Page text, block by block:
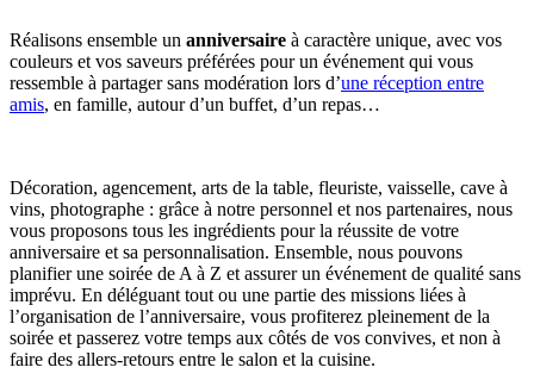
Réalisons ensemble un anniversaire à caractère unique, avec vos
couleurs et vos saveurs préférées pour un événement qui vous
ressemble à partager sans modération lors d’une réception entre
amis, en famille, autour d’un buffet, d’un repas…
Décoration, agencement, arts de la table, fleuriste, vaisselle, cave à
vins, photographe : grâce à notre personnel et nos partenaires, nous
vous proposons tous les ingrédients pour la réussite de votre
anniversaire et sa personnalisation. Ensemble, nous pouvons
planifier une soirée de A à Z et assurer un événement de qualité sans
imprévu. En déléguant tout ou une partie des missions liées à
l’organisation de l’anniversaire, vous profiterez pleinement de la
soirée et passerez votre temps aux côtés de vos convives, et non à
faire des allers-retours entre le salon et la cuisine.